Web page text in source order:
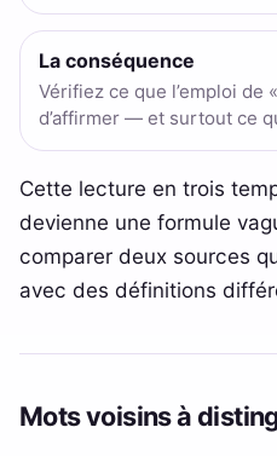
La conséquence
Vérifiez ce que l’emploi de
d’affirmer — et surtout ce
Cette lecture en trois
devienne une formule
comparer deux sources
avec des définitions
Mots voisins à